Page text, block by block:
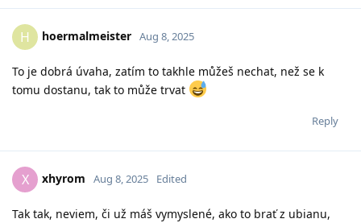
H hoermalmeister Aug 8, 2025
To je dobrá úvaha, zatím to takhle můžeš nechat, než se k
tomu dostanu, tak to může trvat
Reply
X xhyrom Aug 8, 2025 Edited
Tak tak, neviem, či už máš vymyslené, ako to brať z ubianu,